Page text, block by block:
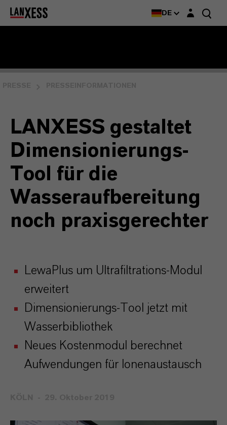
DE Login-Maske
LANXESS gestaltet
Dimensionierungs-
Tool für die
Wasseraufbereitung
noch praxisgerechter
LewaPlus um Ultrafiltrations-Modul
erweitert
Dimensionierungs-Tool jetzt mit
Wasserbibliothek
Neues Kostenmodul berechnet
Aufwendungen für Ionenaustausch